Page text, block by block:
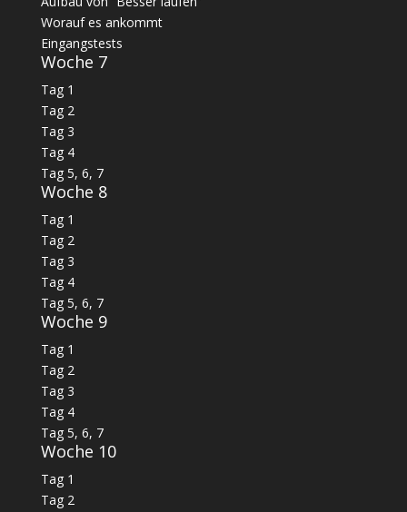
Worauf es ankommt
Eingangstests
Woche 7
Tag 1
Tag 2
Tag 3
Tag 4
Tag 5, 6, 7
Woche 8
Tag 1
Tag 2
Tag 3
Tag 4
Tag 5, 6, 7
Woche 9
Tag 1
Tag 2
Tag 3
Tag 4
Tag 5, 6, 7
Woche 10
Tag 1
Tag 2